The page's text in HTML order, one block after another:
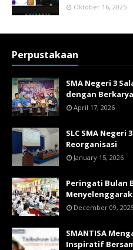
Oktober 16, 2025
Perpustakaan
SMA Negeri 3
dengan Berkarya
April 17, 2026
SLC SMA
Reorganisasi
January 15, 2026
Peringati Bulan
December 09,
SMANTISA
Inspiratif